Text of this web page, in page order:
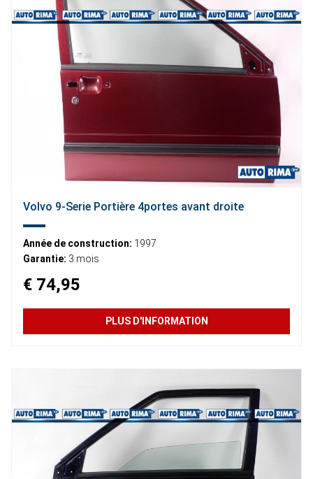
Volvo 9-Serie Portière 4portes avant droite
Année de construction: 1997
Garantie: 3 mois
€ 74,95
PLUS D'INFORMATION